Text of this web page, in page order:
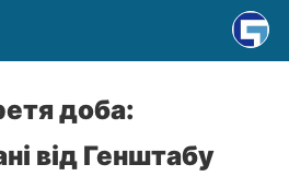
доба:
від Генштабу